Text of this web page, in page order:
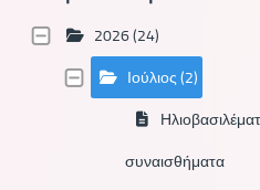
2026 (24)
Ιούλιος (2)
συναισθήματα